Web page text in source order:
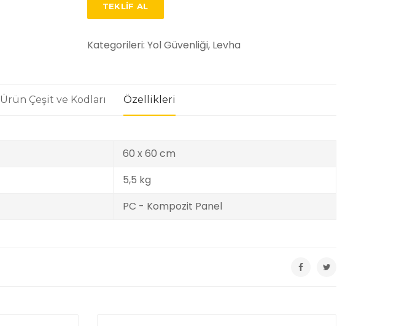
TEKLIF AL
Kategorileri: Yol Güvenliği, Levha
Ürün Çeşit ve Kodları Özellikleri
60 x 60 cm
5,5 kg
PC - Kompozit Panel